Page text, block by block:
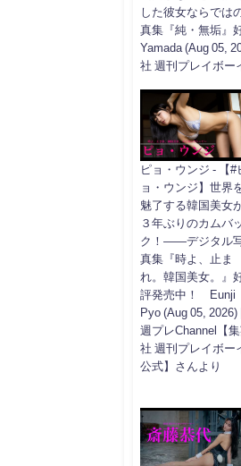
した彼女ならで
真集『純・無垢』
Yamada (Aug 05,
社 週刊プレイボー
ピョ・ウンジ - 【#
ョ・ウンジ】世界
魅了する韓国美女
３年ぶりのカムバ
ク！――デジタル
真集『時よ、止ま
れ。韓国美女。』
評発売中！ Eunji
Pyo (Aug 05, 2026) |
週プレChannel【
社 週刊プレイボー
公式】さんより